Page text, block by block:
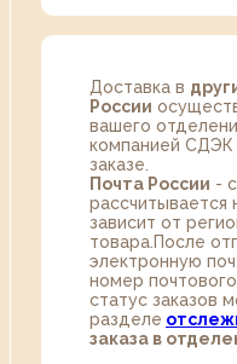
Доставка в
России
вашего
компанией СДЭК
заказе.
Почта России -
зависит от
товара.После
электронную
номер
статус заказов
разделе
заказа в